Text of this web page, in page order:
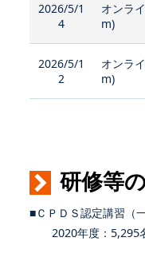
2026/5/1
4
オンラ
m)
2026/5/1
2
オンラ
m)
研修等
■ＣＰＤＳ認定講習（
2020年度：5,295